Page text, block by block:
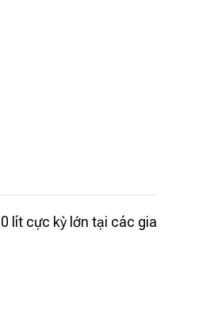
lít cực kỳ lớn tại các gia